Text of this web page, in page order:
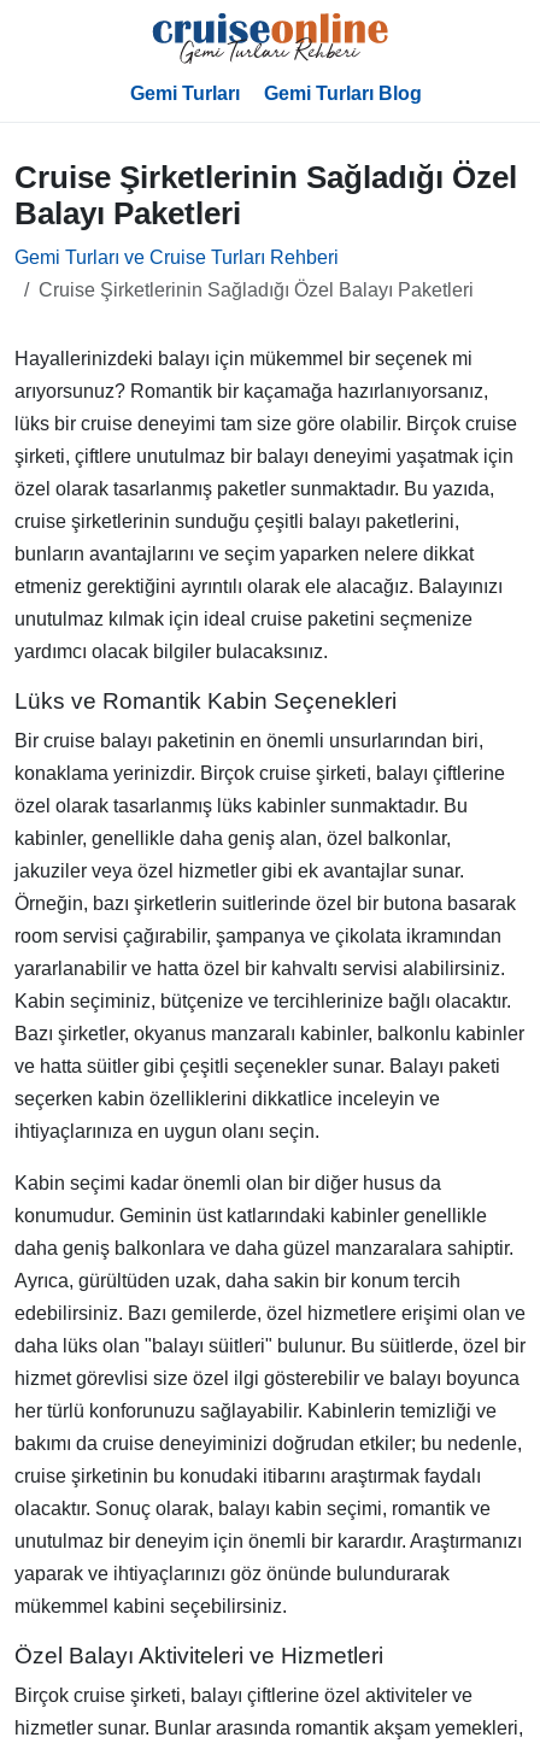
Gemi Turları Gemi Turları Blog
Cruise Şirketlerinin Sağladığı Özel
Balayı Paketleri
Gemi Turları ve Cruise Turları Rehberi
Cruise Şirketlerinin Sağladığı Özel Balayı Paketleri
Hayallerinizdeki balayı için mükemmel bir seçenek mi
arıyorsunuz? Romantik bir kaçamağa hazırlanıyorsanız,
lüks bir cruise deneyimi tam size göre olabilir. Birçok cruise
şirketi, çiftlere unutulmaz bir balayı deneyimi yaşatmak için
özel olarak tasarlanmış paketler sunmaktadır. Bu yazıda,
cruise şirketlerinin sunduğu çeşitli balayı paketlerini,
bunların avantajlarını ve seçim yaparken nelere dikkat
etmeniz gerektiğini ayrıntılı olarak ele alacağız. Balayınızı
unutulmaz kılmak için ideal cruise paketini seçmenize
yardımcı olacak bilgiler bulacaksınız.
Lüks ve Romantik Kabin Seçenekleri
Bir cruise balayı paketinin en önemli unsurlarından biri,
konaklama yerinizdir. Birçok cruise şirketi, balayı çiftlerine
özel olarak tasarlanmış lüks kabinler sunmaktadır. Bu
kabinler, genellikle daha geniş alan, özel balkonlar,
jakuziler veya özel hizmetler gibi ek avantajlar sunar.
Örneğin, bazı şirketlerin suitlerinde özel bir butona basarak
room servisi çağırabilir, şampanya ve çikolata ikramından
yararlanabilir ve hatta özel bir kahvaltı servisi alabilirsiniz.
Kabin seçiminiz, bütçenize ve tercihlerinize bağlı olacaktır.
Bazı şirketler, okyanus manzaralı kabinler, balkonlu kabinler
ve hatta süitler gibi çeşitli seçenekler sunar. Balayı paketi
seçerken kabin özelliklerini dikkatlice inceleyin ve
ihtiyaçlarınıza en uygun olanı seçin.
Kabin seçimi kadar önemli olan bir diğer husus da
konumudur. Geminin üst katlarındaki kabinler genellikle
daha geniş balkonlara ve daha güzel manzaralara sahiptir.
Ayrıca, gürültüden uzak, daha sakin bir konum tercih
edebilirsiniz. Bazı gemilerde, özel hizmetlere erişimi olan ve
daha lüks olan "balayı süitleri" bulunur. Bu süitlerde, özel bir
hizmet görevlisi size özel ilgi gösterebilir ve balayı boyunca
her türlü konforunuzu sağlayabilir. Kabinlerin temizliği ve
bakımı da cruise deneyiminizi doğrudan etkiler; bu nedenle,
cruise şirketinin bu konudaki itibarını araştırmak faydalı
olacaktır. Sonuç olarak, balayı kabin seçimi, romantik ve
unutulmaz bir deneyim için önemli bir karardır. Araştırmanızı
yaparak ve ihtiyaçlarınızı göz önünde bulundurarak
mükemmel kabini seçebilirsiniz.
Özel Balayı Aktiviteleri ve Hizmetleri
Birçok cruise şirketi, balayı çiftlerine özel aktiviteler ve
hizmetler sunar. Bunlar arasında romantik akşam yemekleri,